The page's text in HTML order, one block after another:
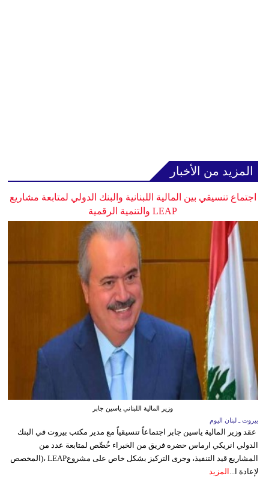
المزيد من الأخبار
اجتماع تنسيقي بين المالية اللبنانية والبنك الدولي لمتابعة مشاريع
LEAP والتنمية الرقمية
وزير المالية اللبناني ياسين جابر
بيروت ـ لبنان اليوم
عقد وزير المالية ياسين جابر اجتماعاً تنسيقياً مع مدير مكتب بيروت في البنك
الدولي انريكي ارماس حضره فريق من الخبراء خُصِّص لمتابعة عدد من
المشاريع قيد التنفيذ، وجرى التركيز بشكل خاص على مشروعLEAP ،(المخصص
لإعادة ا...
المزيد